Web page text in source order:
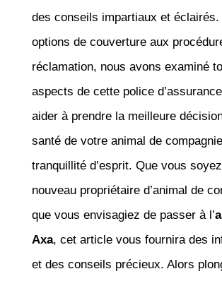
des conseils impartiaux et éclairés.
options de couverture aux
réclamation, nous avons examiné
aspects de cette police
aider à prendre la meilleure
santé de votre animal de
tranquillité d’esprit. Que vous
nouveau propriétaire d’animal de
que vous envisagiez de passer à l’
Axa, cet article vous fournira des
et des conseils précieux. Alors